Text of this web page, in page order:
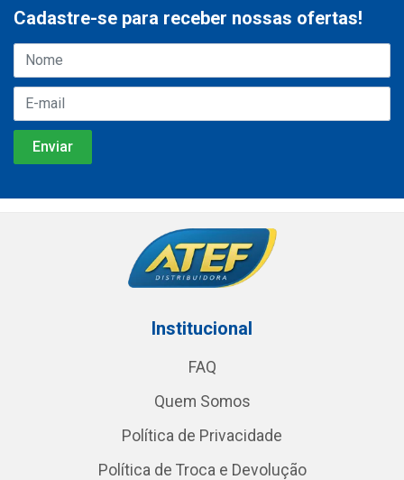
Cadastre-se para receber nossas ofertas!
Institucional
FAQ
Quem Somos
Política de Privacidade
Política de Troca e Devolução